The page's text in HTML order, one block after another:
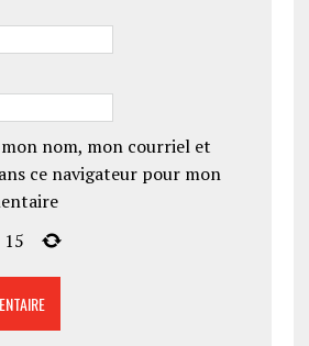
mon nom, mon courriel et
ce navigateur pour mon
15